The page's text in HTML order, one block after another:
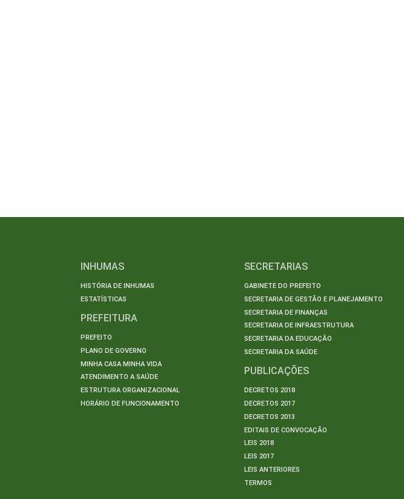
INHUMAS
HISTÓRIA DE INHUMAS
ESTATÍSTICAS
PREFEITURA
PREFEITO
PLANO DE GOVERNO
MINHA CASA MINHA VIDA
ATENDIMENTO A SAÚDE
ESTRUTURA ORGANIZACIONAL
HORÁRIO DE FUNCIONAMENTO
SECRETARIAS
GABINETE DO PREFEITO
SECRETARIA DE GESTÃO E PLANEJAMENTO
SECRETARIA DE FINANÇAS
SECRETARIA DE INFRAESTRUTURA
SECRETARIA DA EDUCAÇÃO
SECRETARIA DA SAÚDE
PUBLICAÇÕES
DECRETOS 2018
DECRETOS 2017
DECRETOS 2013
EDITAIS DE CONVOCAÇÃO
LEIS 2018
LEIS 2017
LEIS ANTERIORES
TERMOS